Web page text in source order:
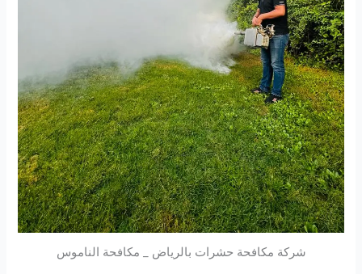
شركة مكافحة حشرات بالرياض _ مكافحة الناموس